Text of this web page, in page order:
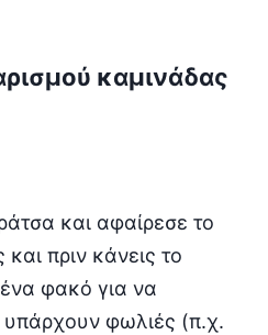
καμινάδας
και αφαίρεσε το
πριν κάνεις το
φακό για να
υπάρχουν φωλιές (π.χ.